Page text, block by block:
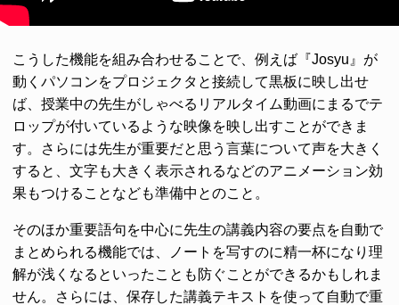
こうした機能を組み合わせることで、例えば『Josyu』が
動くパソコンをプロジェクタと接続して黒板に映し出せ
ば、授業中の先生がしゃべるリアルタイム動画にまるでテ
ロップが付いているような映像を映し出すことができま
す。さらには先生が重要だと思う言葉について声を大きく
すると、文字も大きく表示されるなどのアニメーション効
果もつけることなども準備中とのこと。
そのほか重要語句を中心に先生の講義内容の要点を自動で
まとめられる機能では、ノートを写すのに精一杯になり理
解が浅くなるといったことも防ぐことができるかもしれま
せん。さらには、保存した講義テキストを使って自動で重